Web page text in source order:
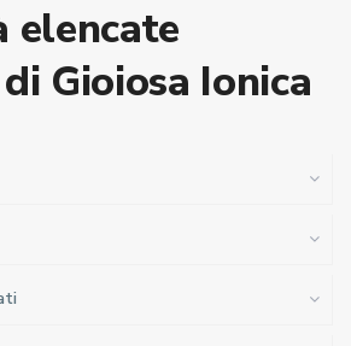
elencate
Gioiosa Ionica